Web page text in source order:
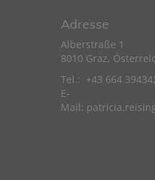
Adresse
Alberstraße 1
8010 Graz,
Tel.: +43 664
E-
Mail: